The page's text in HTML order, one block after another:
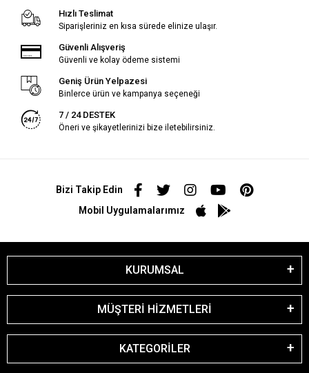
Hızlı Teslimat
Siparişleriniz en kısa sürede elinize ulaşır.
Güvenli Alışveriş
Güvenli ve kolay ödeme sistemi
Geniş Ürün Yelpazesi
Binlerce ürün ve kampanya seçeneği
7 / 24 DESTEK
Öneri ve şikayetlerinizi bize iletebilirsiniz.
Bizi Takip Edin
Mobil Uygulamalarımız
KURUMSAL
MÜŞTERİ HİZMETLERİ
KATEGORİLER